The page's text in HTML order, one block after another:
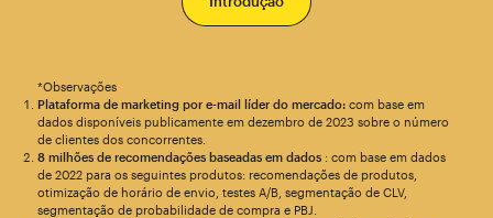
*Observações
Plataforma de marketing por e-mail líder do mercado:com base em
dados disponíveis publicamente em dezembro de 2023 sobre o número
de clientes dos concorrentes.
8 milhões de recomendações baseadas em dados: com base em dados
de 2022 para os seguintes produtos: recomendações de produtos,
otimização de horário de envio, testes A/B, segmentação de CLV,
segmentação de probabilidade de compra e PBJ.